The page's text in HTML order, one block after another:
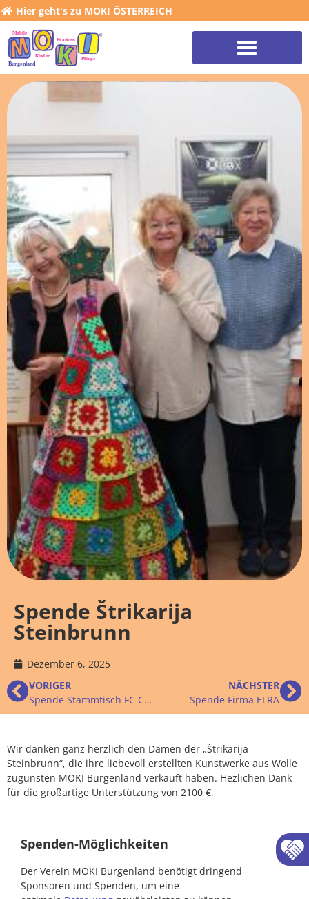
Hier geht's zu MOKI ÖSTERREICH
Spende Štrikarija
Steinbrunn
Dezember 6, 2025
VORIGER
Spende Stammtisch FC Chaos
NÄCHSTER
Spende Firma ELRA
Wir danken ganz herzlich den Damen der „Štrikarija
Steinbrunn“, die ihre liebevoll erstellten Kunstwerke aus Wolle
zugunsten MOKI Burgenland verkauft haben. Hezlichen Dank
für die großartige Unterstützung von 2100 €.
Spenden-Möglichkeiten
Der Verein MOKI Burgenland benötigt dringend
Sponsoren und Spenden, um eine